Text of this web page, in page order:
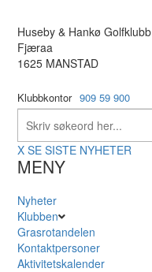
Huseby & Hankø Golfklubb
Fjæraa
1625 MANSTAD
Klubbkontor 909 59 900
X SE SISTE NYHETER
MENY
Nyheter
Klubben
Grasrotandelen
Kontaktpersoner
Aktivitetskalender